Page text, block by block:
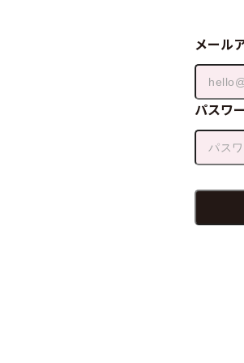
メール
パスワ